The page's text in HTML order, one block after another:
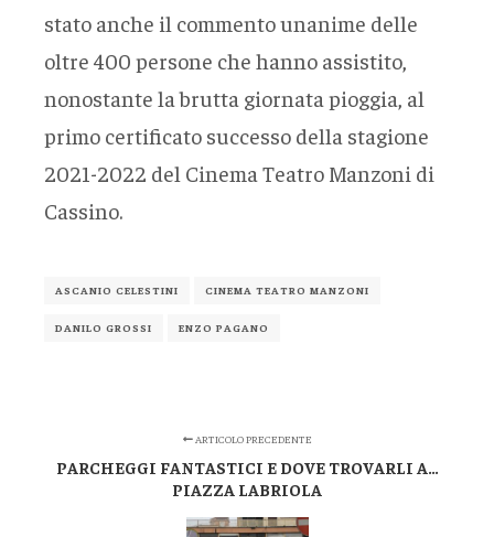
stato anche il commento unanime delle
oltre 400 persone che hanno assistito,
nonostante la brutta giornata pioggia, al
primo certificato successo della stagione
2021-2022 del Cinema Teatro Manzoni di
Cassino.
ASCANIO CELESTINI CINEMA TEATRO MANZONI
DANILO GROSSI ENZO PAGANO
ARTICOLO PRECEDENTE
PARCHEGGI FANTASTICI E DOVE TROVARLI A…
PIAZZA LABRIOLA